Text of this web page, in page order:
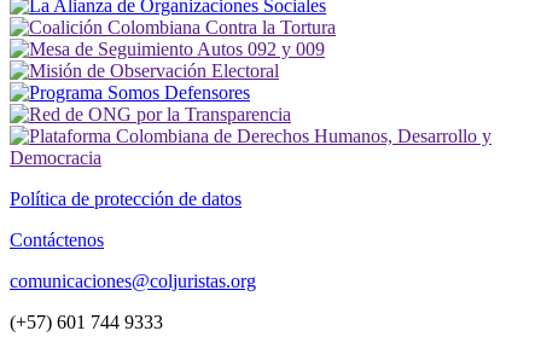
Política de protección de datos
Contáctenos
comunicaciones@coljuristas.org
(+57) 601 744 9333